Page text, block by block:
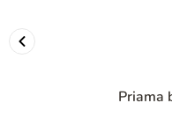
Priama